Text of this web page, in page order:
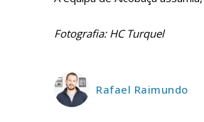
Fotografia: HC Turquel
Rafael Raimundo